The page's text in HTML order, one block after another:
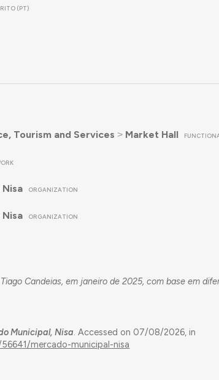
(PT)
Tourism and Services ˃ Market Hall
ORGANIZATION
ORGANIZATION
Candeias, em janeiro de 2025, com base em
Municipal, Nisa. Accessed on 07/08/2026, in
mercado-municipal-nisa